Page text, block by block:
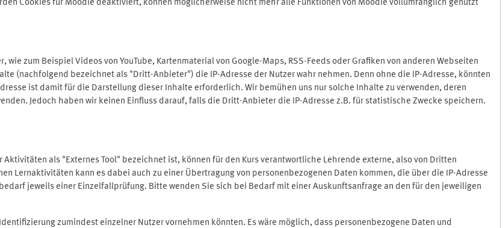
Cookies für Moodle deaktiviert, können möglicherweise nicht mehr alle Funktionen von Moodle vollumfänglich genutzt
zum Beispiel Videos von YouTube, Kartenmaterial von Google-Maps, RSS-Feeds oder Grafiken von anderen Webseiten
(nachfolgend bezeichnet als "Dritt-Anbieter") die IP-Adresse der Nutzer wahr nehmen. Denn ohne die IP-Adresse, könnten
ist damit für die Darstellung dieser Inhalte erforderlich. Wir bemühen uns nur solche Inhalte zu verwenden, deren
Jedoch haben wir keinen Einfluss darauf, falls die Dritt-Anbieter die IP-Adresse z.B. für statistische Zwecke speichern.
als "Externes Tool" bezeichnet ist, können für den Kurs verantwortliche Lehrende externe, also von Dritten
Lernaktivitäten kann es dabei auch zu einer Übertragung von personenbezogenen Daten kommen, die über die IP-Adresse
jeweils einer Einzelfallprüfung. Bitte wenden Sie sich bei Bedarf mit einer Auskunftsanfrage an den für den jeweiligen
zumindest einzelner Nutzer vornehmen könnten. Es wäre möglich, dass personenbezogene Daten und